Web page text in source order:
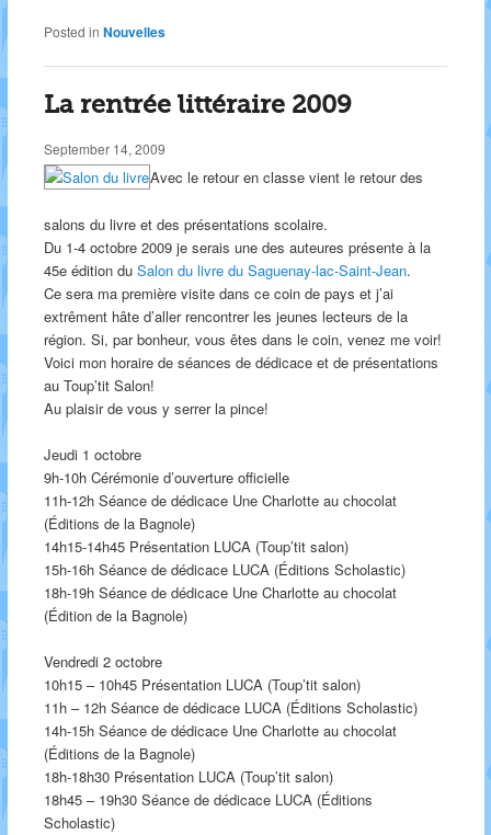
Posted in Nouvelles
La rentrée littéraire 2009
September 14, 2009
Avec le retour en classe vient le retour des
salons du livre et des présentations scolaire.
Du 1-4 octobre 2009 je serais une des auteures présente à la
45e édition du Salon du livre du Saguenay-lac-Saint-Jean.
Ce sera ma première visite dans ce coin de pays et j’ai
extrêment hâte d’aller rencontrer les jeunes lecteurs de la
région. Si, par bonheur, vous êtes dans le coin, venez me voir!
Voici mon horaire de séances de dédicace et de présentations
au Toup’tit Salon!
Au plaisir de vous y serrer la pince!
Jeudi 1 octobre
9h-10h Cérémonie d’ouverture officielle
11h-12h Séance de dédicace Une Charlotte au chocolat
(Éditions de la Bagnole)
14h15-14h45 Présentation LUCA (Toup’tit salon)
15h-16h Séance de dédicace LUCA (Éditions Scholastic)
18h-19h Séance de dédicace Une Charlotte au chocolat
(Édition de la Bagnole)
Vendredi 2 octobre
10h15 – 10h45 Présentation LUCA (Toup’tit salon)
11h – 12h Séance de dédicace LUCA (Éditions Scholastic)
14h-15h Séance de dédicace Une Charlotte au chocolat
(Éditions de la Bagnole)
18h-18h30 Présentation LUCA (Toup’tit salon)
18h45 – 19h30 Séance de dédicace LUCA (Éditions
Scholastic)